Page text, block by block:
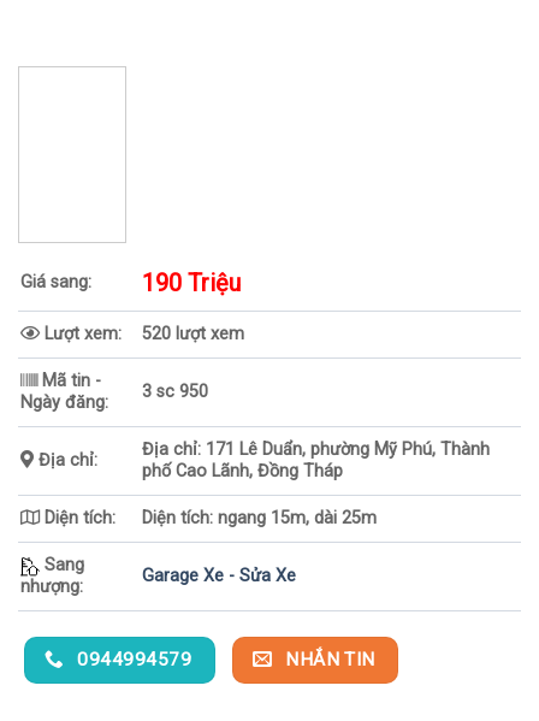
Giá sang: 190 Triệu
Lượt xem: 520 lượt xem
Mã tin -
Ngày đăng:
3 sc 950
Địa chỉ:
Địa chỉ: 171 Lê Duẩn, phường Mỹ Phú, Thành
phố Cao Lãnh, Đồng Tháp
Diện tích: Diện tích: ngang 15m, dài 25m
Sang
nhượng:
Garage Xe - Sửa Xe
0944994579 NHẮN TIN